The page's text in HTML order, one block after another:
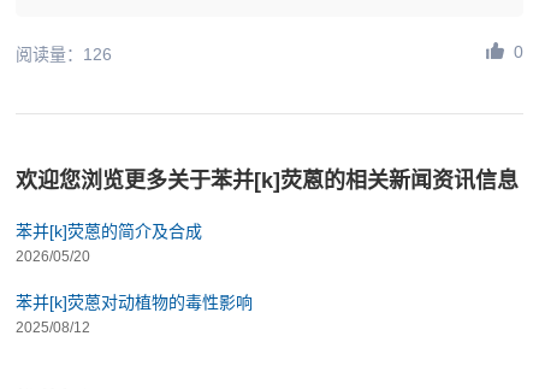
阅读量：126 0
欢迎您浏览更多关于苯并[k]荧蒽的相关新闻资讯信息
苯并[k]荧蒽的简介及合成
2026/05/20
苯并[k]荧蒽对动植物的毒性影响
2025/08/12